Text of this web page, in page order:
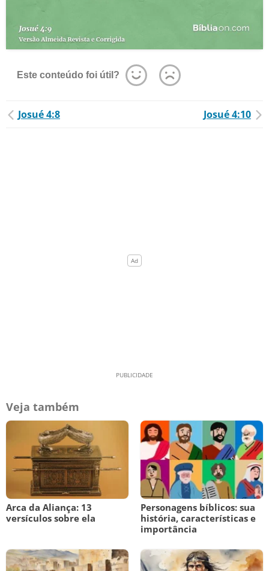
Este conteúdo foi útil?
Josué 4:8 Josué 4:10
Veja também
Arca da Aliança: 13
versículos sobre ela
Personagens bíblicos: sua
história, características e
importância